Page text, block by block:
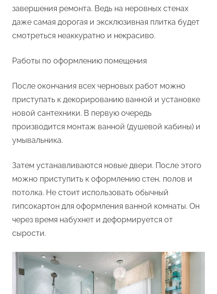
завершения ремонта. Ведь на неровных стенах
даже самая дорогая и эксклюзивная плитка будет
смотреться неаккуратно и некрасиво.
Работы по оформлению помещения
После окончания всех черновых работ можно
приступать к декорированию ванной и установке
новой сантехники. В первую очередь
производится монтаж ванной (душевой кабины) и
умывальника.
Затем устанавливаются новые двери. После этого
можно приступить к оформлению стен, полов и
потолка. Не стоит использовать обычный
гипсокартон для оформления ванной комнаты. Он
через время набухнет и деформируется от
сырости.